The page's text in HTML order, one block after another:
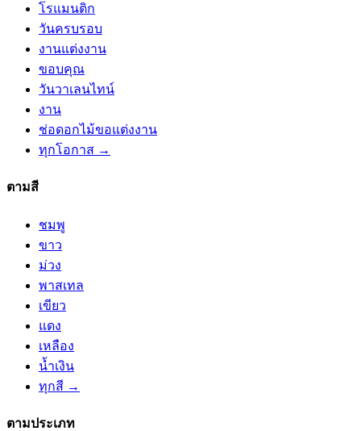
โรแมนติก
วันครบรอบ
งานแต่งงาน
ขอบคุณ
วันวาเลนไทน์
งาน
ช่อดอกไม้ขอแต่งงาน
ทุกโอกาส →
ตามสี
ชมพู
ขาว
ม่วง
พาสเทล
เขียว
แดง
เหลือง
น้ำเงิน
ทุกสี →
ตามประเภท